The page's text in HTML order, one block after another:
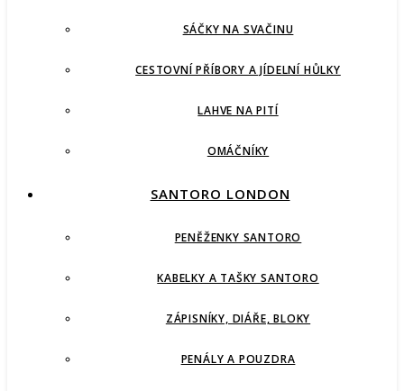
SÁČKY NA SVAČINU
CESTOVNÍ PŘÍBORY A JÍDELNÍ HŮLKY
LAHVE NA PITÍ
OMÁČNÍKY
SANTORO LONDON
PENĚŽENKY SANTORO
KABELKY A TAŠKY SANTORO
ZÁPISNÍKY, DIÁŘE, BLOKY
PENÁLY A POUZDRA